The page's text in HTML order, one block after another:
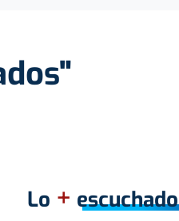
Lo + escuchado